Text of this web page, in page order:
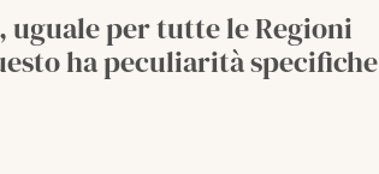
uguale per tutte le Regioni
ha peculiarità specifiche